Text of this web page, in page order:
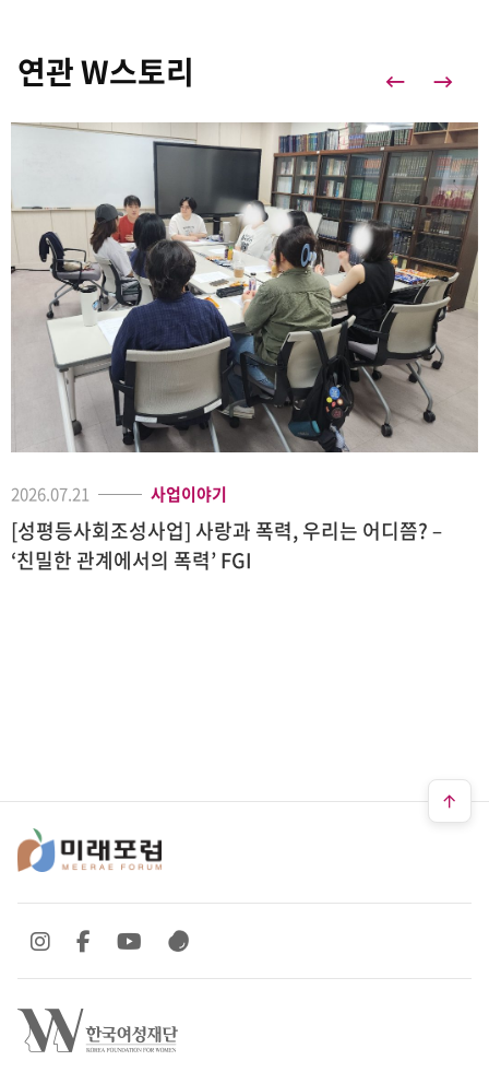
연관 W스토리
2026.07.21 사업이야기
[성평등사회조성사업] 사랑과 폭력, 우리는 어디쯤? –
‘친밀한 관계에서의 폭력’ FGI
SNS 바로가기
SNS 바로가기SNS 바로가기
SNS 바로가기